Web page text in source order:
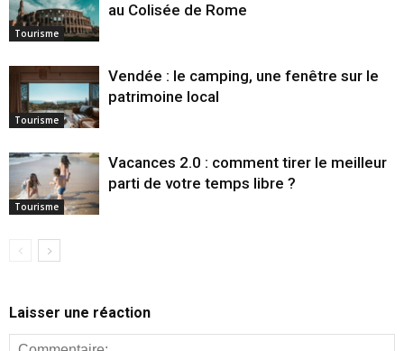
Tourisme
au Colisée de Rome
Tourisme
Vendée : le camping, une fenêtre sur le
patrimoine local
Tourisme
Vacances 2.0 : comment tirer le meilleur
parti de votre temps libre ?
Laisser une réaction